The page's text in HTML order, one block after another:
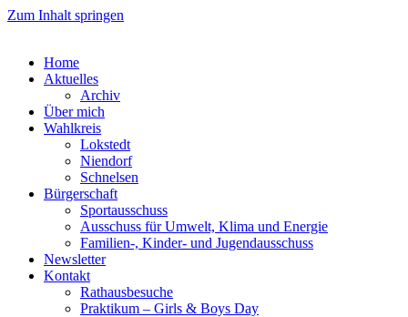
Zum Inhalt springen
Home
Aktuelles
Archiv
Über mich
Wahlkreis
Lokstedt
Niendorf
Schnelsen
Bürgerschaft
Sportausschuss
Ausschuss für Umwelt, Klima und Energie
Familien-, Kinder- und Jugendausschuss
Newsletter
Kontakt
Rathausbesuche
Praktikum – Girls & Boys Day